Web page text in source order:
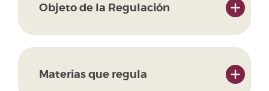
Objeto de la Regulación
Materias que regula